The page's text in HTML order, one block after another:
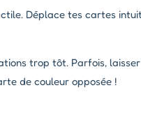
Déplace tes cartes
trop tôt. Parfois,
de couleur opposée !